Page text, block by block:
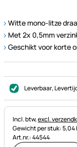
Witte mono-litze
Met 2x 0,5mm
Geschikt voor korte
Leverbaar,
Belastinginformatie:
Incl. btw,excl.
Gewicht per stuk: 5,04
Art.nr.: 44544